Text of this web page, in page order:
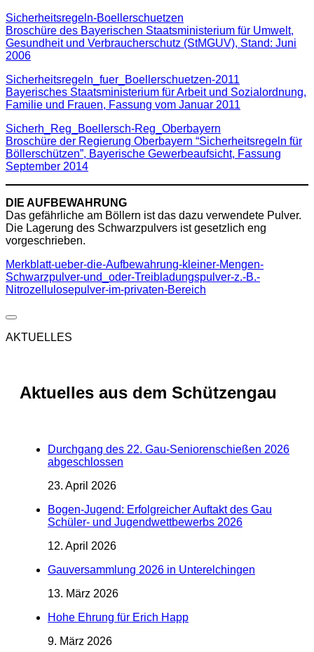
Sicherheitsregeln-Boellerschuetzen
Broschüre des Bayerischen Staatsministerium für Umwelt,
Gesundheit und Verbraucherschutz (StMGUV), Stand: Juni
2006
Sicherheitsregeln_fuer_Boellerschuetzen-2011
Bayerisches Staatsministerium für Arbeit und Sozialordnung,
Familie und Frauen, Fassung vom Januar 2011
Sicherh_Reg_Boellersch-Reg_Oberbayern
Broschüre der Regierung Oberbayern “Sicherheitsregeln für
Böllerschützen”, Bayerische Gewerbeaufsicht, Fassung
September 2014
DIE AUFBEWAHRUNG
Das gefährliche am Böllern ist das dazu verwendete Pulver.
Die Lagerung des Schwarzpulvers ist gesetzlich eng
vorgeschrieben.
Merkblatt-ueber-die-Aufbewahrung-kleiner-Mengen-
Schwarzpulver-und_oder-Treibladungspulver-z.-B.-
Nitrozellulosepulver-im-privaten-Bereich
AKTUELLES
Aktuelles aus dem Schützengau
Durchgang des 22. Gau-Seniorenschießen 2026
abgeschlossen
23. April 2026
Bogen-Jugend: Erfolgreicher Auftakt des Gau
Schüler- und Jugendwettbewerbs 2026
12. April 2026
Gauversammlung 2026 in Unterelchingen
13. März 2026
Hohe Ehrung für Erich Happ
9. März 2026